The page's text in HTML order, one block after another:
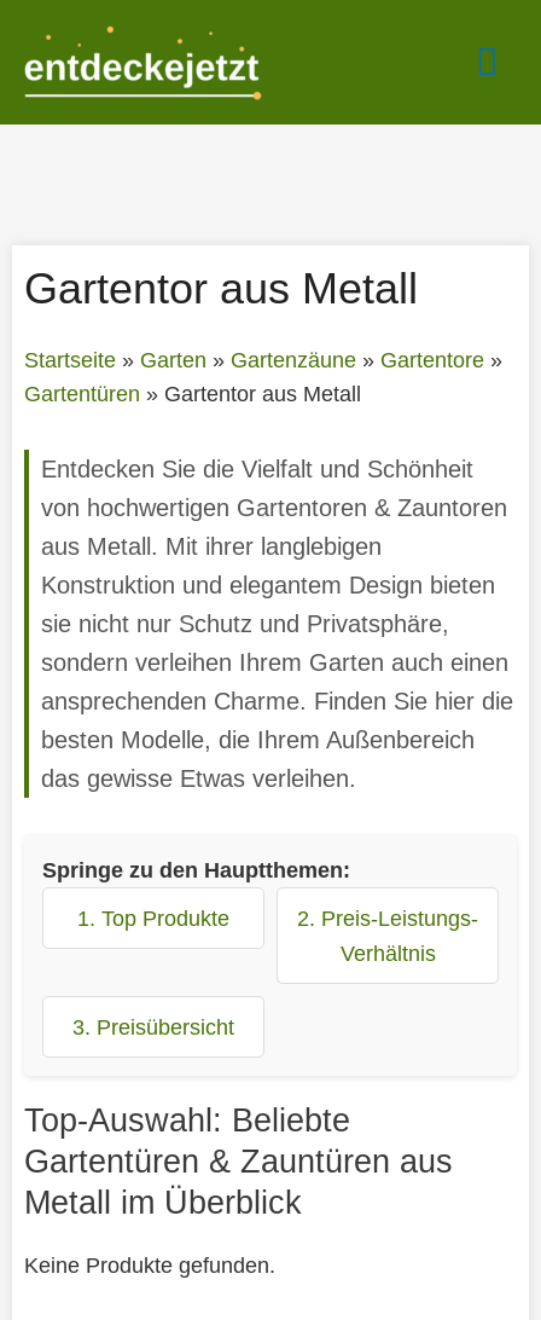
springen
Gartentor aus Metall
Startseite» Garten » Gartenzäune» Gartentore»
Gartentüren » Gartentor aus Metall
Entdecken Sie die Vielfalt und Schönheit
von hochwertigen Gartentoren & Zauntoren
aus Metall. Mit ihrer langlebigen
Konstruktion und elegantem Design bieten
sie nicht nur Schutz und Privatsphäre,
sondern verleihen Ihrem Garten auch einen
ansprechenden Charme. Finden Sie hier die
besten Modelle, die Ihrem Außenbereich
das gewisse Etwas verleihen.
Springe zu den Hauptthemen:
1. Top Produkte
2. Preis-Leistungs-
Verhältnis
3. Preisübersicht
Top-Auswahl: Beliebte
Gartentüren & Zauntüren aus
Metall im Überblick
Keine Produkte gefunden.